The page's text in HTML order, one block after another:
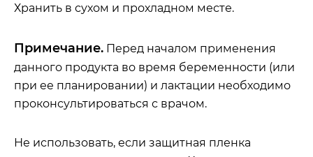
Хранить в сухом и прохладном месте.
Примечание. Перед началом применения
данного продукта во время беременности (или
при ее планировании) и лактации необходимо
проконсультироваться с врачом.
Не использовать, если защитная пленка